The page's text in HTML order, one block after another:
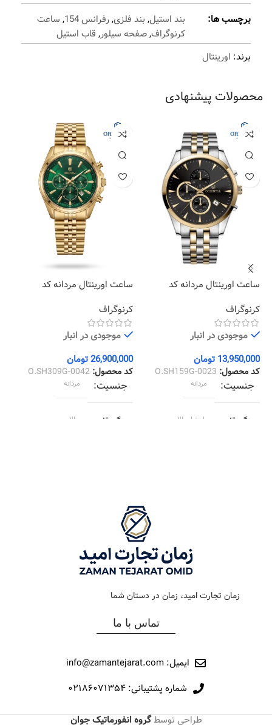
برچسب ها:
بند استیل, بند فلزی,رفرانس 154 , ساعت
کرنوگراف,صفحه سیلور, قاب استیل
برند: اورینتال
محصولات پیشنهادی
ساعت اورینتال مردانه کد
کرنوگراف
موجودی در انبار
13,950,000 تومان
کد محصول: O.SH159G-0023
جنسیت مردانه
رنگ قاب استیل طلایی
کرنوگراف
رفرانس 159
ساعت اورینتال مردانه کد
کرنوگراف
موجودی در انبار
26,900,000تومان
کد محصول: O.SH309G-0042
جنسیت مردانه
رنگ قاب طلایی
جنس بند
نوع ساعت
رفرانس
برند
زمان تجارت امید، زمان در دستان شما
تماس با ما
ایمیل: info@zamantejarat.com
شماره پشتیبانی: ۰۲۱۸۶۰۷۱۳۵۴
طراحی توسطگروه انفورماتیک جوان